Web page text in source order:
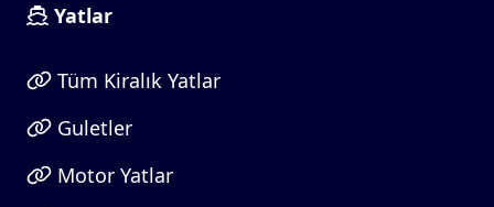
Yatlar
Tüm Kiralık Yatlar
Guletler
Motor Yatlar